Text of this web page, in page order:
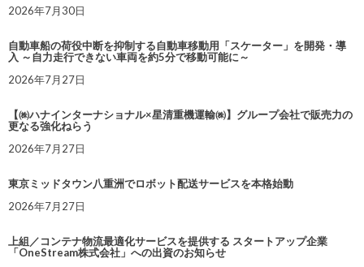
2026年7月30日
自動車船の荷役中断を抑制する自動車移動用「スケーター」を開発・導
入 ～自力走行できない車両を約5分で移動可能に～
2026年7月27日
【㈱ハナインターナショナル×星清重機運輸㈱】グループ会社で販売力の
更なる強化ねらう
2026年7月27日
東京ミッドタウン八重洲でロボット配送サービスを本格始動
2026年7月27日
上組／コンテナ物流最適化サービスを提供する スタートアップ企業
「OneStream株式会社」への出資のお知らせ